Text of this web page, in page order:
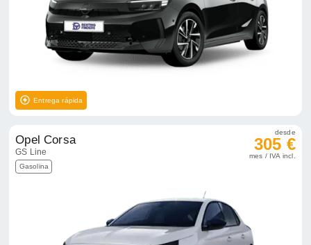
Entrega rápida
Opel Corsa
GS Line
Gasolina
desde
305 €
mes / IVA incl.